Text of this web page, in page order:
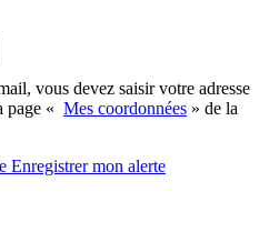
vous devez saisir votre adresse
page « Mes coordonnées » de la
Enregistrermon alerte